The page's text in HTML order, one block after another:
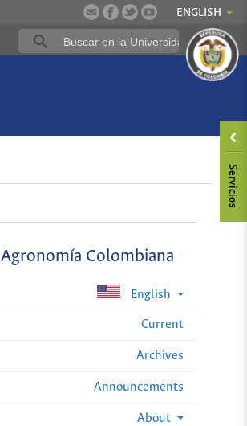
ENGLISH
Agronomía Colombiana
English
Current
Archives
Announcements
About